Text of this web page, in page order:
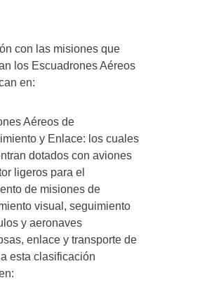
con las misiones que
los Escuadrones Aéreos
en:
Aéreos de
y Enlace: los cuales
dotados con aviones
ligeros para el
de misiones de
visual, seguimiento
y aeronaves
enlace y transporte de
esta clasificación